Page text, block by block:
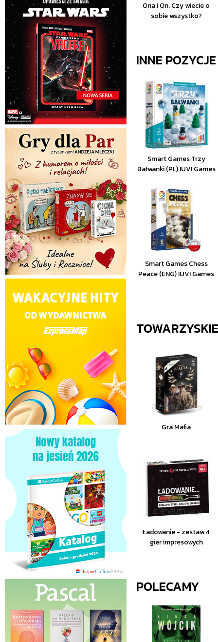
Ona i On. Czy wiecie o
sobie wszystko?
INNE
Smart Games Trzy
Bałwanki (PL) IUVI Games
Smart Games Chess
Peace (ENG) IUVI Games
TOWARZYSKIE
Gra Mafia
Ładowanie - zestaw 4
gier impresowych
POLECAMY